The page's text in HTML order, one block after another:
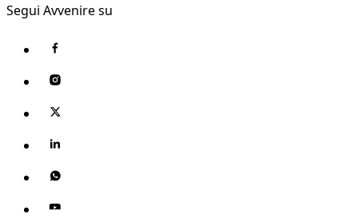
Segui Avvenire su